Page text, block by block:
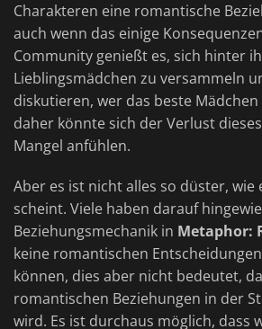
Charakteren eine romantische
auch wenn das einige
Community genießt es, sich hinter
Lieblingsmädchen zu versammeln
diskutieren, wer das beste
daher könnte sich der Verlust
Mangel anfühlen.
Aber es ist nicht alles so düster, wie
scheint. Viele haben darauf
Beziehungsmechanik in Metaphor:
keine romantischen
können, dies aber nicht bedeutet,
romantischen Beziehungen in der
wird. Es ist durchaus möglich, dass